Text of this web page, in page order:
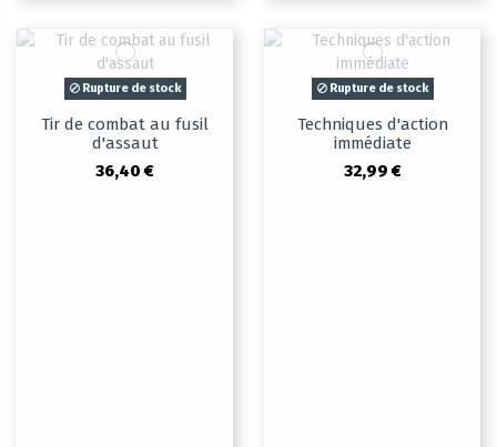
Rupture de stock
Tir de combat au fusil
d'assaut
36,40 €
Rupture de stock
Techniques d'action
immédiate
32,99 €